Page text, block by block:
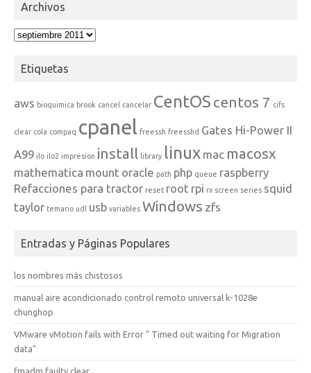
Archivos
Archivos
Etiquetas
aws bioquimica brook cancel cancelar CentOS centos 7 cifs
clear cola compaq cpanel freessh freesshd Gates Hi-Power II
A99 ilo ilo2 impresion install library linux mac macosx
mathematica mount oracle path php queue raspberry
Refacciones para tractor reset root rpi rx screen series squid
taylor temario udl usb variables Windows zfs
Entradas y Páginas Populares
los nombres más chistosos
manual aire acondicionado control remoto universal k-1028e
chunghop
VMware vMotion fails with Error " Timed out waiting for Migration
data"
fmadm faulty clear